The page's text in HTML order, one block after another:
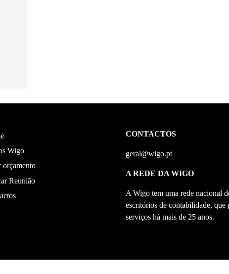
Wigo
orçamento
Reunião
CONTACTOS
geral@wigo.pt
A REDE DA WIGO
A Wigo tem uma rede nacional
escritórios de contabilidade, que
serviços há mais de 25 anos.